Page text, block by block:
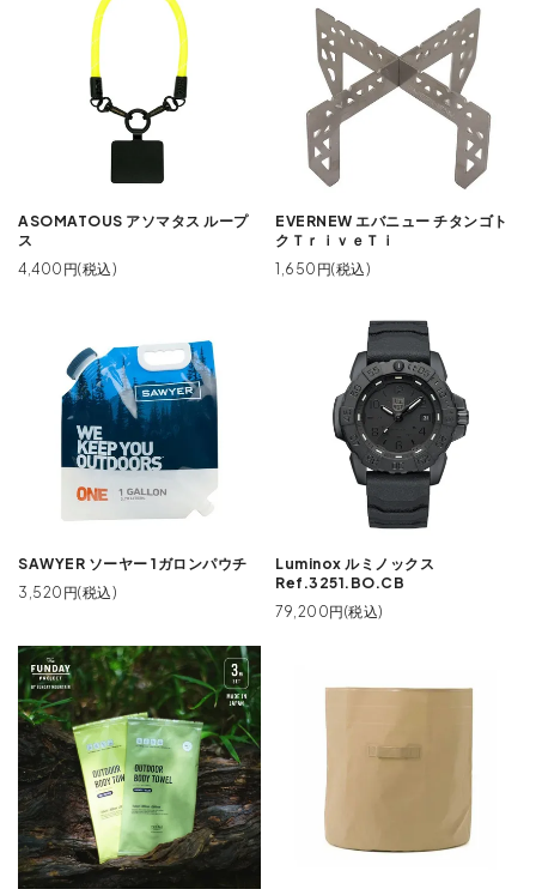
ASOMATOUS アソマタス ループ
ス
4,400円(税込)
EVERNEW エバニュー チタンゴト
クＴｒｉｖｅＴｉ
1,650円(税込)
SAWYER ソーヤー 1ガロンパウチ
3,520円(税込)
Luminox ルミノックス
Ref.3251.BO.CB
79,200円(税込)